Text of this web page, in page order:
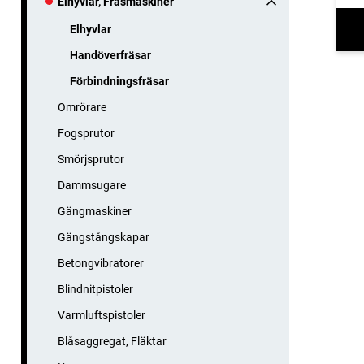
Elhyvlar
Handöverfräsar
Förbindningsfräsar
Omrörare
Fogsprutor
Smörjsprutor
Dammsugare
Gängmaskiner
Gängstångskapar
Betongvibratorer
Blindnitpistoler
Varmluftspistoler
Blåsaggregat, Fläktar